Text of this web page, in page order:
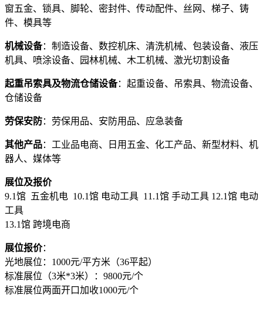
窗五金、锁具、脚轮、密封件、传动配件、丝网、梯子、铸
件、模具等
机械设备：制造设备、数控机床、清洗机械、包装设备、液压
机具、喷涂设备、园林机械、木工机械、激光切割设备
起重吊索具及物流仓储设备：起重设备、吊索具、物流设备、
仓储设备
劳保安防：劳保用品、安防用品、应急装备
其他产品：工业品电商、日用五金、化工产品、新型材料、机
器人、媒体等
展位及报价
9.1馆 五金机电 10.1馆 电动工具 11.1馆 手动工具 12.1馆 电动
工具
13.1馆 跨境电商
展位报价：
光地展位：1000元/平方米（36平起）
标准展位（3米*3米）：9800元/个
标准展位两面开口加收1000元/个